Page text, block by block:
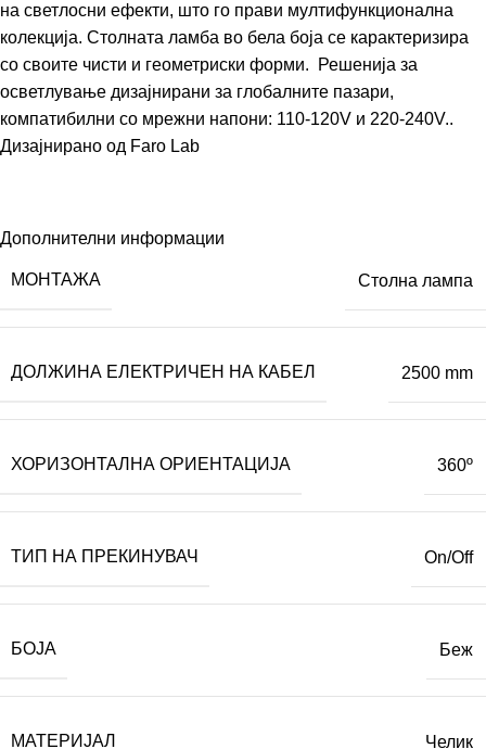
на светлосни ефекти, што го прави мултифункционална
колекција. Столната ламба во бела боја се карактеризира
со своите чисти и геометриски форми. Решенија за
осветлување дизајнирани за глобалните пазари,
компатибилни со мрежни напони: 110-120V и 220-240V..
Дизајнирано од Faro Lab
Дополнителни информации
МОНТАЖА Столна лампа
ДОЛЖИНА ЕЛЕКТРИЧЕН НА КАБЕЛ 2500 mm
ХОРИЗОНТАЛНА ОРИЕНТАЦИЈА 360º
ТИП НА ПРЕКИНУВАЧ On/Off
БОЈА Беж
МАТЕРИЈАЛ Челик